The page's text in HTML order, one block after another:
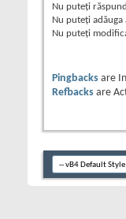
Nu puteţi
Nu puteţi adăuga
Nu puteţi
Pingbacks are
Refbacks are